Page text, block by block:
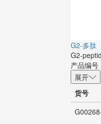
G2-多肽
G2-
产品编
展开
货号